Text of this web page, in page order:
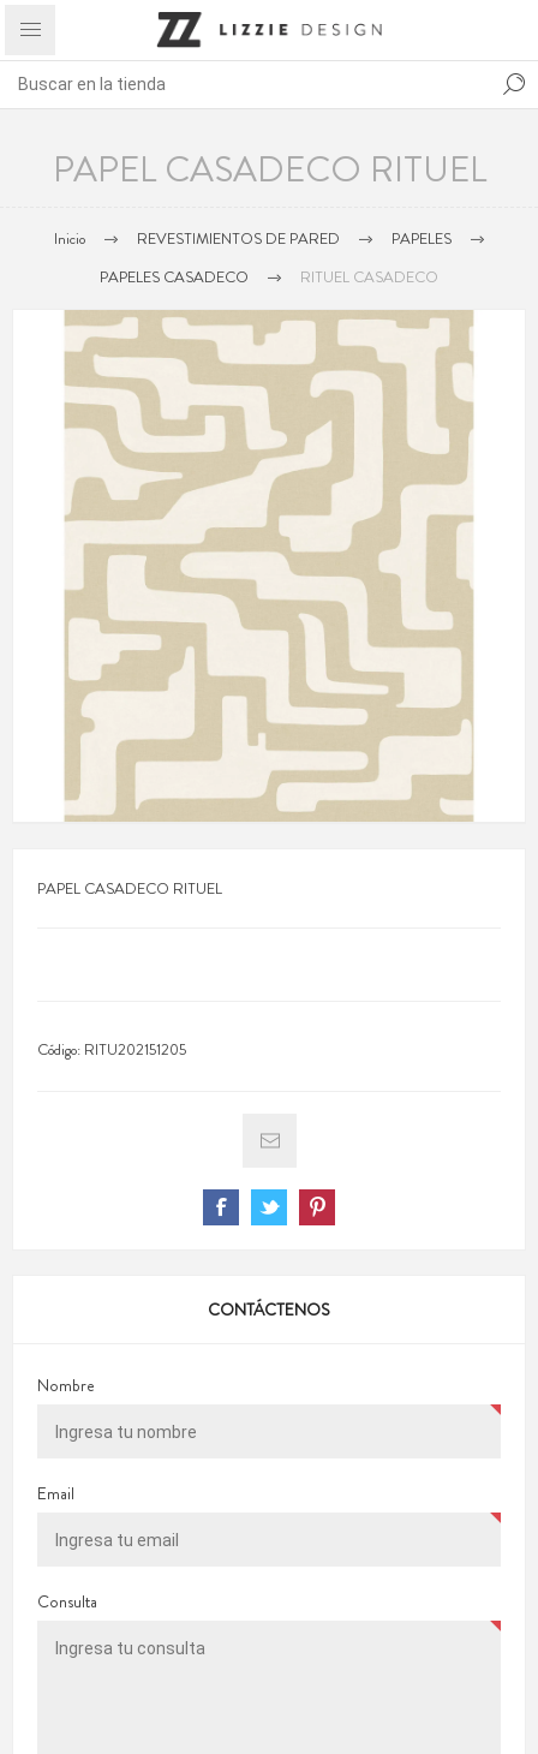
PAPEL CASADECO RITUEL
Inicio REVESTIMIENTOS DE PARED
PAPELES
PAPELES CASADECO
RITUEL CASADECO
PAPEL CASADECO RITUEL
Código: RITU202151205
CONTÁCTENOS
Nombre
Email
Consulta